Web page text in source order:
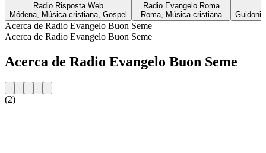
Radio Risposta Web
Módena, Música cristiana, Gospel
Radio Evangelo Roma
Roma, Música cristiana
Acerca de Radio Evangelo Buon Seme
Acerca de Radio Evangelo Buon Seme
Acerca de Radio Evangelo Buon Seme
(2)